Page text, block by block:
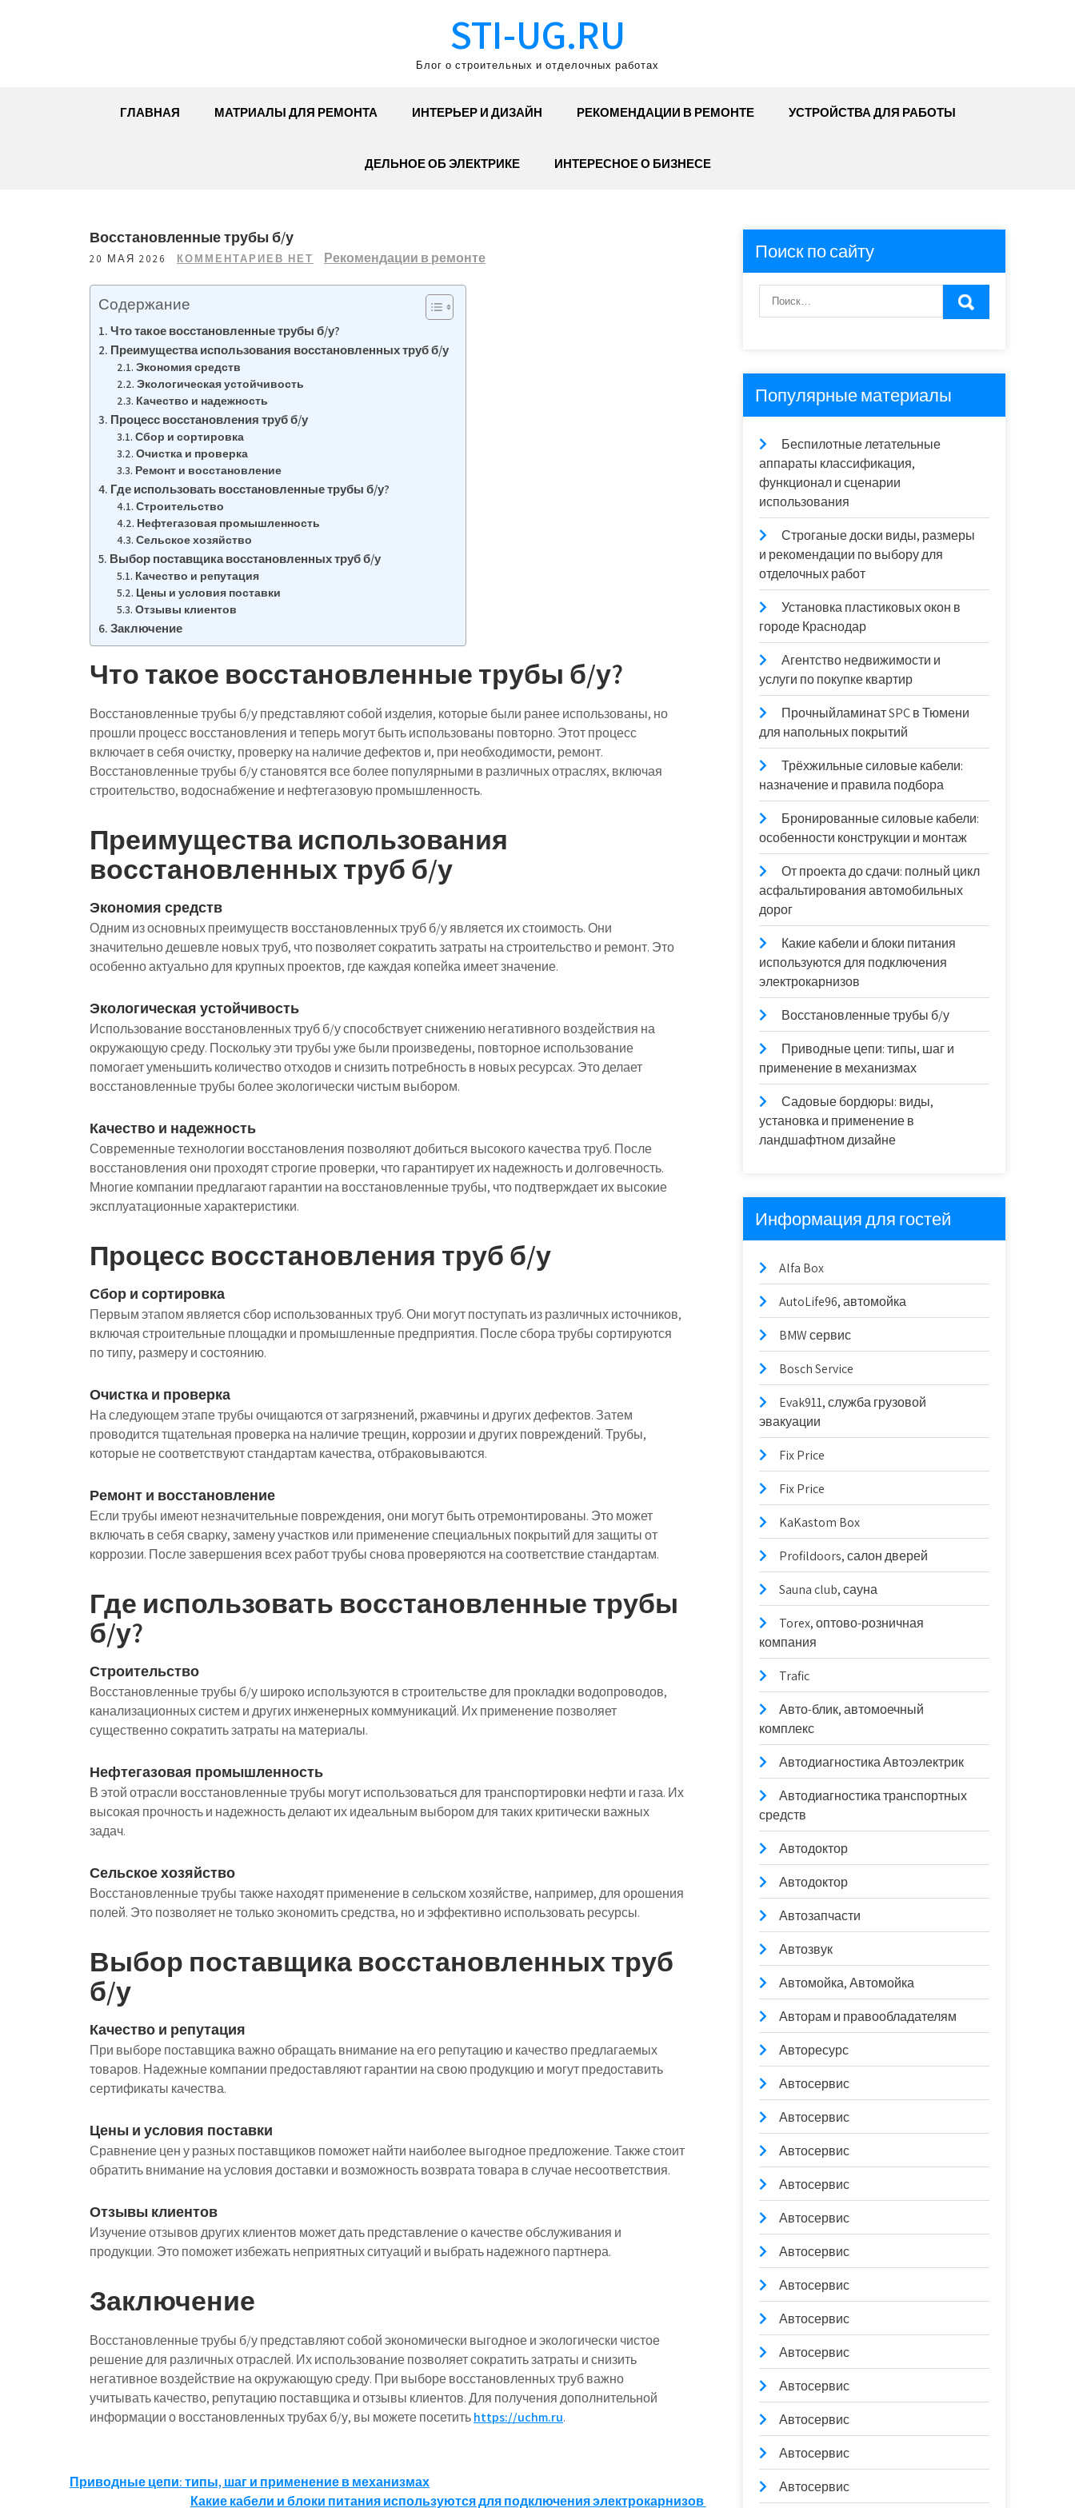
STI-UG.RU
Блог о строительных и отделочных работах
ГЛАВНАЯ МАТРИАЛЫ ДЛЯ РЕМОНТА ИНТЕРЬЕР И ДИЗАЙН РЕКОМЕНДАЦИИ В РЕМОНТЕ УСТРОЙСТВА ДЛЯ РАБОТЫ
ДЕЛЬНОЕ ОБ ЭЛЕКТРИКЕ ИНТЕРЕСНОЕ О БИЗНЕСЕ
Восстановленные трубы б/у
20 МАЯ 2026 КОММЕНТАРИЕВ НЕТ Рекомендации в ремонте
Содержание
Что такое восстановленные трубы б/у?
Преимущества использования восстановленных труб б/у
Экономия средств
Экологическая устойчивость
Качество и надежность
Процесс восстановления труб б/у
Сбор и сортировка
Очистка и проверка
Ремонт и восстановление
Где использовать восстановленные трубы б/у?
Строительство
Нефтегазовая промышленность
Сельское хозяйство
Выбор поставщика восстановленных труб б/у
Качество и репутация
Цены и условия поставки
Отзывы клиентов
Заключение
Что такое восстановленные трубы б/у?
Восстановленные трубы б/у представляют собой изделия, которые были ранее использованы, но
прошли процесс восстановления и теперь могут быть использованы повторно. Этот процесс
включает в себя очистку, проверку на наличие дефектов и, при необходимости, ремонт.
Восстановленные трубы б/у становятся все более популярными в различных отраслях, включая
строительство, водоснабжение и нефтегазовую промышленность.
Преимущества использования
восстановленных труб б/у
Экономия средств
Одним из основных преимуществ восстановленных труб б/у является их стоимость. Они
значительно дешевле новых труб, что позволяет сократить затраты на строительство и ремонт. Это
особенно актуально для крупных проектов, где каждая копейка имеет значение.
Экологическая устойчивость
Использование восстановленных труб б/у способствует снижению негативного воздействия на
окружающую среду. Поскольку эти трубы уже были произведены, повторное использование
помогает уменьшить количество отходов и снизить потребность в новых ресурсах. Это делает
восстановленные трубы более экологически чистым выбором.
Качество и надежность
Современные технологии восстановления позволяют добиться высокого качества труб. После
восстановления они проходят строгие проверки, что гарантирует их надежность и долговечность.
Многие компании предлагают гарантии на восстановленные трубы, что подтверждает их высокие
эксплуатационные характеристики.
Процесс восстановления труб б/у
Сбор и сортировка
Первым этапом является сбор использованных труб. Они могут поступать из различных источников,
включая строительные площадки и промышленные предприятия. После сбора трубы сортируются
по типу, размеру и состоянию.
Очистка и проверка
На следующем этапе трубы очищаются от загрязнений, ржавчины и других дефектов. Затем
проводится тщательная проверка на наличие трещин, коррозии и других повреждений. Трубы,
которые не соответствуют стандартам качества, отбраковываются.
Ремонт и восстановление
Если трубы имеют незначительные повреждения, они могут быть отремонтированы. Это может
включать в себя сварку, замену участков или применение специальных покрытий для защиты от
коррозии. После завершения всех работ трубы снова проверяются на соответствие стандартам.
Где использовать восстановленные трубы
б/у?
Строительство
Восстановленные трубы б/у широко используются в строительстве для прокладки водопроводов,
канализационных систем и других инженерных коммуникаций. Их применение позволяет
существенно сократить затраты на материалы.
Нефтегазовая промышленность
В этой отрасли восстановленные трубы могут использоваться для транспортировки нефти и газа. Их
высокая прочность и надежность делают их идеальным выбором для таких критически важных
задач.
Сельское хозяйство
Восстановленные трубы также находят применение в сельском хозяйстве, например, для орошения
полей. Это позволяет не только экономить средства, но и эффективно использовать ресурсы.
Выбор поставщика восстановленных труб
б/у
Качество и репутация
При выборе поставщика важно обращать внимание на его репутацию и качество предлагаемых
товаров. Надежные компании предоставляют гарантии на свою продукцию и могут предоставить
сертификаты качества.
Цены и условия поставки
Сравнение цен у разных поставщиков поможет найти наиболее выгодное предложение. Также стоит
обратить внимание на условия доставки и возможность возврата товара в случае несоответствия.
Отзывы клиентов
Изучение отзывов других клиентов может дать представление о качестве обслуживания и
продукции. Это поможет избежать неприятных ситуаций и выбрать надежного партнера.
Заключение
Восстановленные трубы б/у представляют собой экономически выгодное и экологически чистое
решение для различных отраслей. Их использование позволяет сократить затраты и снизить
негативное воздействие на окружающую среду. При выборе восстановленных труб важно
учитывать качество, репутацию поставщика и отзывы клиентов. Для получения дополнительной
информации о восстановленных трубах б/у, вы можете посетитьhttps://uchm.ru.
Навигация
Приводные цепи: типы, шаг и применение в механизмах
Какие кабели и блоки питания используются для подключения электрокарнизов
Поиск по сайту
Популярные материалы
Беспилотные летательные
аппараты классификация,
функционал и сценарии
использования
Строганые доски виды, размеры
и рекомендации по выбору для
отделочных работ
Установка пластиковых окон в
городе Краснодар
Агентство недвижимости и
услуги по покупке квартир
Прочныйламинат SPC в Тюмени
для напольных покрытий
Трёхжильные силовые кабели:
назначение и правила подбора
Бронированные силовые кабели:
особенности конструкции и монтаж
От проекта до сдачи: полный цикл
асфальтирования автомобильных
дорог
Какие кабели и блоки питания
используются для подключения
электрокарнизов
Восстановленные трубы б/у
Приводные цепи: типы, шаг и
применение в механизмах
Садовые бордюры: виды,
установка и применение в
ландшафтном дизайне
Информация для гостей
Alfa Box
AutoLife96, автомойка
BMW сервис
Bosch Service
Evak911, служба грузовой
эвакуации
Fix Price
Fix Price
KaKastom Box
Profildoors, салон дверей
Sauna club, сауна
Torex, оптово-розничная
компания
Trafic
Авто-блик, автомоечный
комплекс
Автодиагностика Автоэлектрик
Автодиагностика транспортных
средств
Автодоктор
Автодоктор
Автозапчасти
Автозвук
Автомойка, Автомойка
Авторам и правообладателям
Авторесурс
Автосервис
Автосервис
Автосервис
Автосервис
Автосервис
Автосервис
Автосервис
Автосервис
Автосервис
Автосервис
Автосервис
Автосервис
Автосервис